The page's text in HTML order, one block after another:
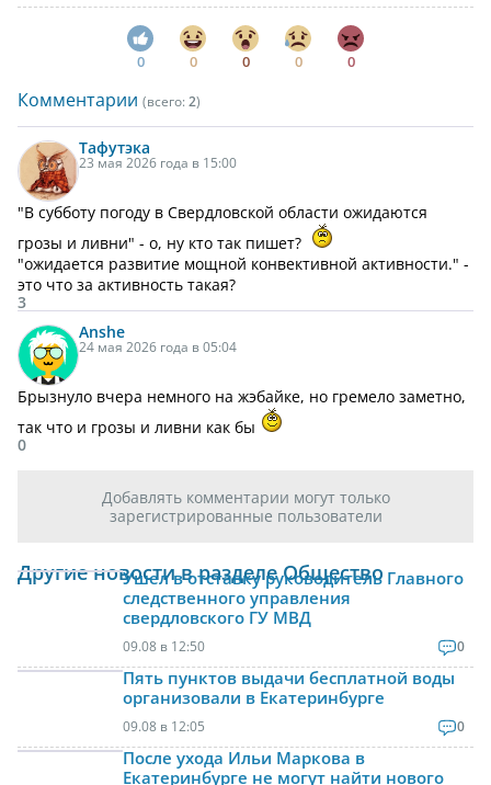
0 0 0 0 0
Комментарии (всего: 2)
Тафутэка
23 мая 2026 года в 15:00
"В субботу погоду в Свердловской области ожидаются
грозы и ливни" - о, ну кто так пишет?
"ожидается развитие мощной конвективной активности." -
это что за активность такая?
3
Anshe
24 мая 2026 года в 05:04
Брызнуло вчера немного на жэбайке, но гремело заметно,
так что и грозы и ливни как бы
0
Добавлять комментарии могут только
зарегистрированные пользователи
Другие новости в разделе Общество
Ушел в отставку руководитель Главного
следственного управления
свердловского ГУ МВД
09.08 в 12:50 0
Пять пунктов выдачи бесплатной воды
организовали в Екатеринбурге
09.08 в 12:05 0
После ухода Ильи Маркова в
Екатеринбурге не могут найти нового